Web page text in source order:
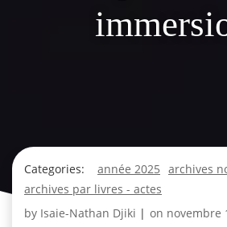
Categories: année 2025 archives
archives par livres - actes
by Isaie-Nathan Djiki | on novembre